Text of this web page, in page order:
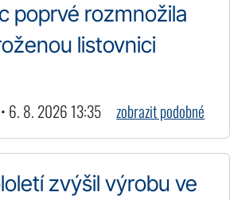
poprvé rozmnožila
listovnici
6. 8. 2026 13:35 zobrazit podobné
zvýšil výrobu ve